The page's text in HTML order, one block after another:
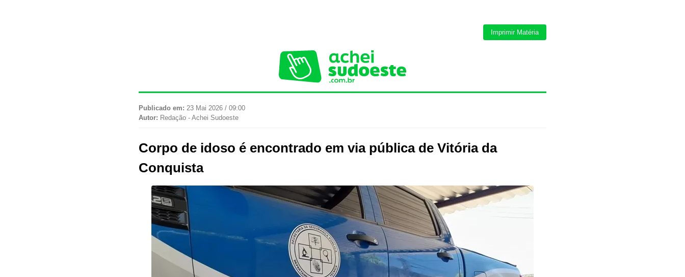
Imprimir Matéria
Publicado em: 23 Mai 2026 / 09:00
Autor: Redação - Achei Sudoeste
Corpo de idoso é encontrado em via pública de Vitória da
Conquista